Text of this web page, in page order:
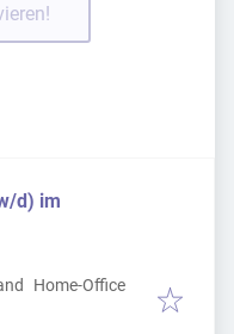
d) im
Home-Office